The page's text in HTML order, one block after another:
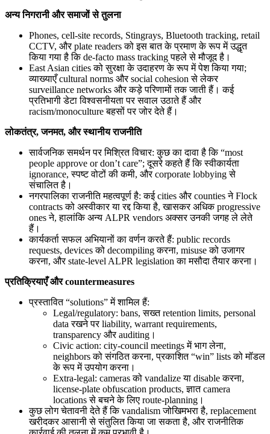
अन्य निगरानी और समाजों से तुलना
Phones, cell-site records, Stingrays, Bluetooth tracking, retail
CCTV, और plate readers को इस बात के प्रमाण के रूप में उद्धृत
किया गया है कि de-facto mass tracking पहले से मौजूद है।
East Asian cities को सुरक्षा के उदाहरण के रूप में पेश किया गया;
व्याख्याएँ cultural norms और social cohesion से लेकर
surveillance networks और कड़े परिणामों तक जाती हैं। कई
प्रतिभागी डेटा विश्वसनीयता पर सवाल उठाते हैं और
racism/monoculture बहसों पर जोर देते हैं।
लोकतंत्र, जनमत, और स्थानीय राजनीति
सार्वजनिक समर्थन पर मिश्रित विचार: कुछ का दावा है कि “most
people approve or don’t care”; दूसरे कहते हैं कि स्वीकार्यता
ignorance, स्पष्ट वोटों की कमी, और corporate lobbying से
संचालित है।
नगरपालिका राजनीति महत्वपूर्ण है: कई cities और counties ने Flock
contracts को अस्वीकार या रद्द किया है, खासकर अधिक progressive
ones ने, हालांकि अन्य ALPR vendors अक्सर उनकी जगह ले लेते
हैं।
कार्यकर्ता सफल अभियानों का वर्णन करते हैं: public records
requests, devices को decompiling करना, misuse को उजागर
करना, और state-level ALPR legislation का मसौदा तैयार करना।
प्रतिक्रियाएँ और countermeasures
प्रस्तावित “solutions” में शामिल हैं:
Legal/regulatory: bans, सख्त retention limits, personal
data रखने पर liability, warrant requirements,
transparency और auditing।
Civic action: city-council meetings में भाग लेना,
neighbors को संगठित करना, प्रकाशित “win” lists को मॉडल
के रूप में उपयोग करना।
Extra-legal: cameras को vandalize या disable करना,
license-plate obfuscation products, ज्ञात camera
locations से बचने के लिए route-planning।
कुछ लोग चेतावनी देते हैं कि vandalism जोखिमभरा है, replacement
खरीदकर आसानी से संतुलित किया जा सकता है, और राजनीतिक